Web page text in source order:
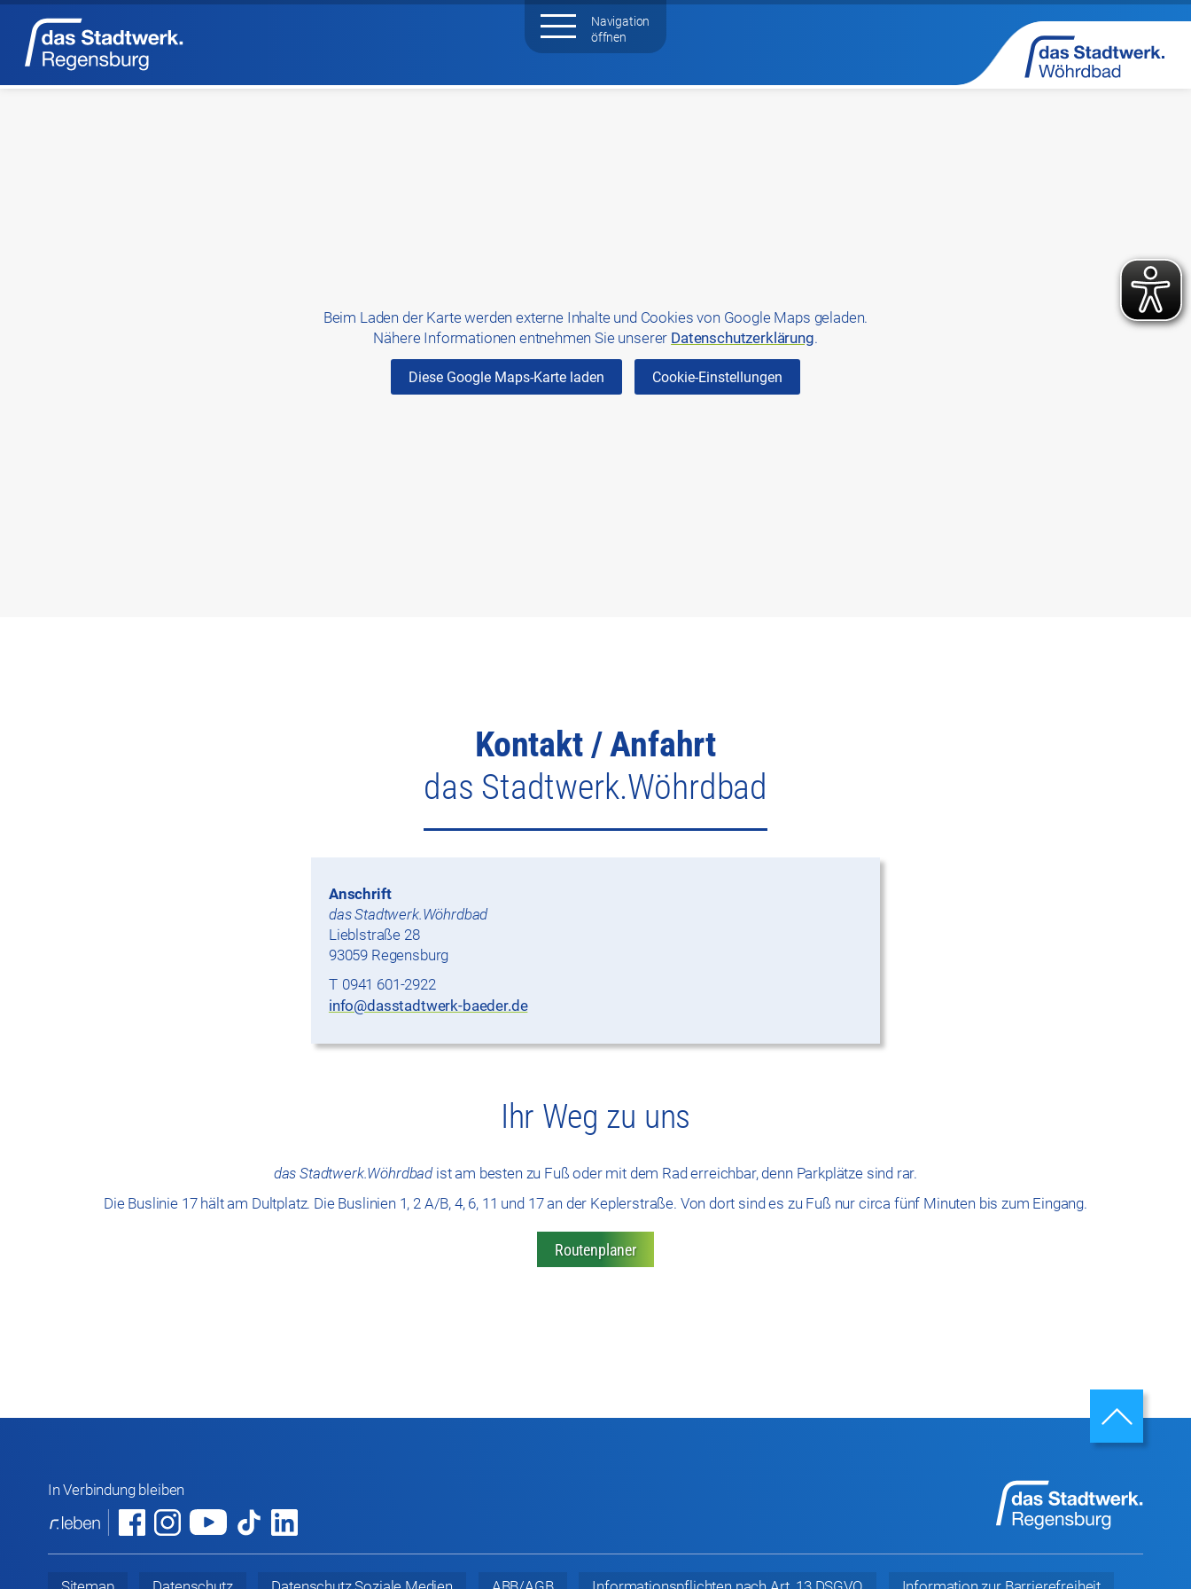
Beim Laden der Karte werden externe Inhalte und Cookies von Google Maps geladen.
Nähere Informationen entnehmen Sie unserer Datenschutzerklärung.
Diese Google Maps-Karte laden Cookie-Einstellungen
Kontakt / Anfahrt
das Stadtwerk.Wöhrdbad
Anschrift
das Stadtwerk.Wöhrdbad
Lieblstraße 28
93059 Regensburg
0941 601-2922
info@dasstadtwerk-baeder.de
Ihr Weg zu uns
das Stadtwerk.Wöhrdbadist am besten zu Fuß oder mit dem Rad erreichbar, denn Parkplätze sind rar.
Die Buslinie 17 hält am Dultplatz. Die Buslinien 1, 2 A/B, 4, 6, 11 und 17 an der Keplerstraße. Von dort sind es zu Fuß nur circa fünf Minuten bis zum Eingang.
Routenplaner
In Verbindung bleiben